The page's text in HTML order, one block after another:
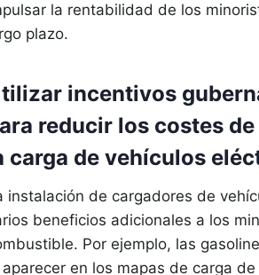
la rentabilidad de los
plazo.
incentivos
reducir los costes
carga de vehículos
instalación de cargadores de
beneficios adicionales a los
Por ejemplo, las
en los mapas de carga